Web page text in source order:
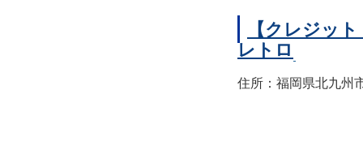
【クレジッ
レトロ
住所：福岡県北九州